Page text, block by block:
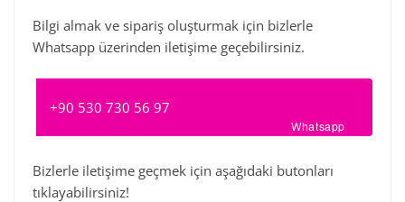
Bilgi almak ve sipariş oluşturmak için bizlerle
Whatsapp üzerinden iletişime geçebilirsiniz.
+90 530 730 56 97
Whatsapp
Bizlerle iletişime geçmek için aşağıdaki butonları
tıklayabilirsiniz!